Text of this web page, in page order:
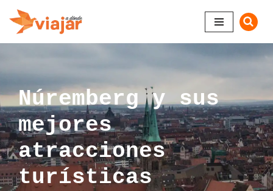
Saltar
al
Núremberg y sus
mejores
atracciones
turísticas